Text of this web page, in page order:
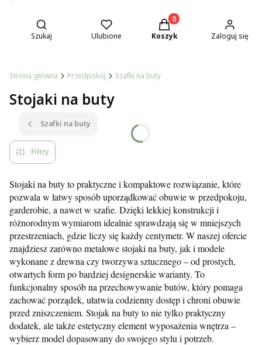
Otwórz wyszukiwarkę
Szukaj Ulubione
Produkty w koszyku: 0.
Koszyk Zaloguj się
Strona główna Przedpokój Szafki na buty
Stojaki na buty
Szafki na buty
Filtry
Stojaki na buty to praktyczne i kompaktowe rozwiązanie, które
pozwala w łatwy sposób uporządkować obuwie w przedpokoju,
garderobie, a nawet w szafie. Dzięki lekkiej konstrukcji i
różnorodnym wymiarom idealnie sprawdzają się w mniejszych
przestrzeniach, gdzie liczy się każdy centymetr. W naszej ofercie
znajdziesz zarówno metalowe stojaki na buty, jak i modele
wykonane z drewna czy tworzywa sztucznego – od prostych,
otwartych form po bardziej designerskie warianty. To
funkcjonalny sposób na przechowywanie butów, który pomaga
zachować porządek, ułatwia codzienny dostęp i chroni obuwie
przed zniszczeniem. Stojak na buty to nie tylko praktyczny
dodatek, ale także estetyczny element wyposażenia wnętrza –
wybierz model dopasowany do swojego stylu i potrzeb.